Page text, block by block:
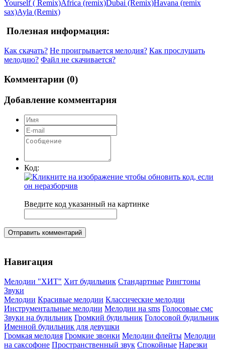
Yourself ( Remix)Africa (remix)Dubai (Remix)Havana (remix
sax)Ayla (Remix)
Полезная информация:
Как скачать? Не проигрывается мелодия? Как прослушать
мелодию? Файл не скачивается?
Комментарии (0)
Добавление комментария
Код:
Введите код указанный на картинке
Отправить комментарий
Навигация
Мелодии "ХИТ" Хит будильник Стандартные Рингтоны
Звуки
Мелодии Красивые мелодии Классические мелодии
Инструментальные мелодии Мелодии на sms Голосовые смс
Звуки на будильник Громкий будильник Голосовой будильник
Именной будильник для девушки
Громкая мелодия Громкие звонки Мелодии флейты Мелодии
на саксофоне Пространственный звук Спокойные Нарезки